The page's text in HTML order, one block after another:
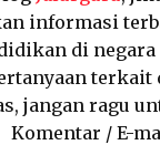
informasi
di negara
terkait
jangan ragu
Komentar / E-